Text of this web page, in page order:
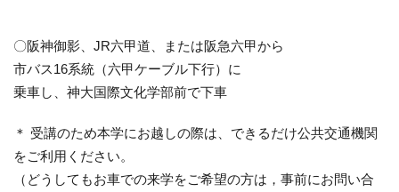
〇阪神御影、JR六甲道、または阪急六甲から
市バス16系統（六甲ケーブル下行）に
乗車し、神大国際文化学部前で下車
＊ 受講のため本学にお越しの際は、できるだけ公共交通機関
をご利用ください。
（どうしてもお車での来学をご希望の方は，事前にお問い合